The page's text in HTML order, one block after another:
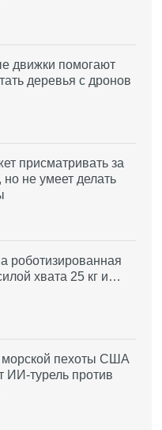
движки помогают
деревья с дронов
присматривать за
но не умеет делать
роботизированная
хвата 25 кг и…
морской пехоты США
ИИ-турель против